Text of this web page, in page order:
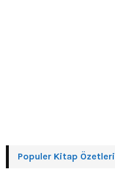
Populer Kitap Özetleri